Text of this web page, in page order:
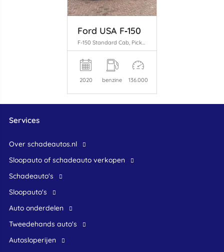
Ford USA F‑150
2020 benzine 136.000
Services
Over schadeautos.nl
Sloopauto of schadeauto verkopen
Schadeauto's
Sloopauto's
Auto onderdelen
Tweedehands auto's
Autosloperijen